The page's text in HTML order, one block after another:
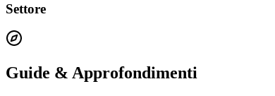
Settore
Guide & Approfondimenti